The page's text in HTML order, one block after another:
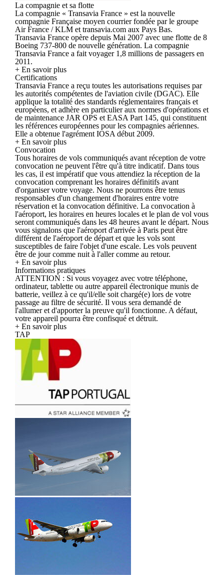
La compagnie et sa flotte
La compagnie « Transavia France » est la nouvelle
compagnie Française moyen courrier fondée par le groupe
Air France / KLM et transavia.com aux Pays Bas.
Transavia France opère depuis Mai 2007 avec une flotte de 8
Boeing 737-800 de nouvelle génération. La compagnie
Transavia France a fait voyager 1,8 millions de passagers en
2011.
+ En savoir plus
Certifications
Transavia France a reçu toutes les autorisations requises par
les autorités compétentes de l'aviation civile (DGAC). Elle
applique la totalité des standards réglementaires français et
européens, et adhère en particulier aux normes d'opérations et
de maintenance JAR OPS et EASA Part 145, qui constituent
les références européennes pour les compagnies aériennes.
Elle a obtenue l'agrément IOSA début 2009.
+ En savoir plus
Convocation
Tous horaires de vols communiqués avant réception de votre
convocation ne peuvent l'être qu'à titre indicatif. Dans tous
les cas, il est impératif que vous attendiez la réception de la
convocation comprenant les horaires définitifs avant
d'organiser votre voyage. Nous ne pourrons être tenus
responsables d'un changement d'horaires entre votre
réservation et la convocation définitive. La convocation à
l'aéroport, les horaires en heures locales et le plan de vol vous
seront communiqués dans les 48 heures avant le départ. Nous
vous signalons que l'aéroport d'arrivée à Paris peut être
différent de l'aéroport de départ et que les vols sont
susceptibles de faire l'objet d'une escale. Les vols peuvent
être de jour comme nuit à l'aller comme au retour.
+ En savoir plus
Informations pratiques
ATTENTION : Si vous voyagez avec votre téléphone,
ordinateur, tablette ou autre appareil électronique munis de
batterie, veillez à ce qu'il/elle soit chargé(e) lors de votre
passage au filtre de sécurité. Il vous sera demandé de
l'allumer et d'apporter la preuve qu'il fonctionne. A défaut,
votre appareil pourra être confisqué et détruit.
+ En savoir plus
TAP